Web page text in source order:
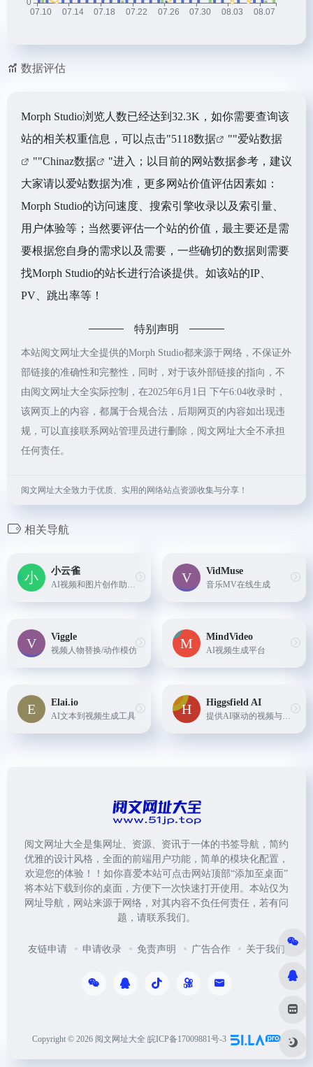
数据评估
Morph Studio浏览人数已经达到32.3K，如你需要查询该
站的相关权重信息，可以点击"5118数据 ""爱站数据
""Chinaz数据
"进入；以目前的网站数据参考，建议
大家请以爱站数据为准，更多网站价值评估因素如：
Morph Studio的访问速度、搜索引擎收录以及索引量、
用户体验等；当然要评估一个站的价值，最主要还是需
要根据您自身的需求以及需要，一些确切的数据则需要
找Morph Studio的站长进行洽谈提供。如该站的IP、
PV、跳出率等！
特别声明
本站阅文网址大全提供的Morph Studio都来源于网络，不保证外
部链接的准确性和完整性，同时，对于该外部链接的指向，不
由阅文网址大全实际控制，在2025年6月1日 下午6:04收录时，
该网页上的内容，都属于合规合法，后期网页的内容如出现违
规，可以直接联系网站管理员进行删除，阅文网址大全不承担
任何责任。
阅文网址大全致力于优质、实用的网络站点资源收集与分享！
相关导航
小云雀
AI视频和图片创作助手，支持零门槛创作视频、数字人口播视频、设计图和图片换背景，只需输入一句指令，AI即可高效帮你完成内容创作
VidMuse
音乐MV在线生成
Viggle
视频人物替换/动作模仿
MindVideo
AI视频生成平台
Elai.io
AI文本到视频生成工具
Higgsfield AI
提供AI驱动的视频与图像生成服务的平台，具备无限生成、丰富预设（含专业级视频生成、视觉特效、相机控制等）及多场景（病毒式内容、动作画面、商业广告等）创作功能，可一键生成可分享内容。
阅文网址大全是集网址、资源、资讯于一体的书签导航，简约
优雅的设计风格，全面的前端用户功能，简单的模块化配置，
欢迎您的体验！！如你喜爱本站可点击网站顶部“添加至桌面”
将本站下载到你的桌面，方便下一次快速打开使用。本站仅为
网址导航，网站来源于网络，对其内容不负任何责任，若有问
题，请联系我们。
友链申请 申请收录 免责声明 广告合作 关于我们
Copyright © 2026 阅文网址大全 皖ICP备17009881号-3